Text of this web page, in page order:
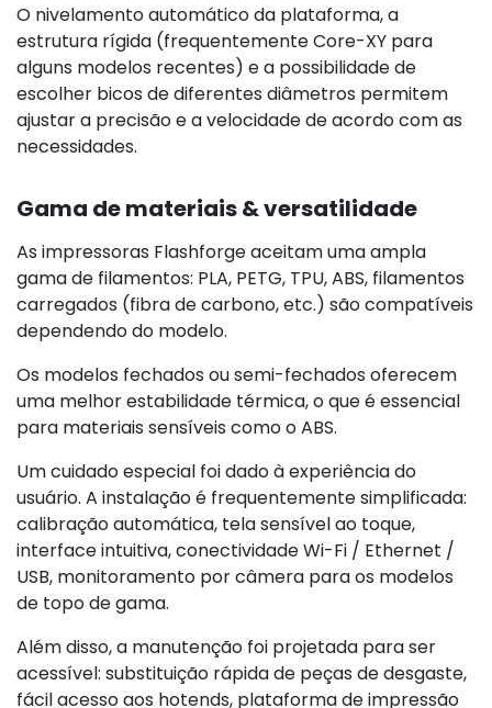
O nivelamento automático da plataforma, a
estrutura rígida (frequentemente Core-XY para
alguns modelos recentes) e a possibilidade de
escolher bicos de diferentes diâmetros permitem
ajustar a precisão e a velocidade de acordo com as
necessidades.
Gama de materiais & versatilidade
As impressoras Flashforge aceitam uma ampla
gama de filamentos: PLA, PETG, TPU, ABS, filamentos
carregados (fibra de carbono, etc.) são compatíveis
dependendo do modelo.
Os modelos fechados ou semi-fechados oferecem
uma melhor estabilidade térmica, o que é essencial
para materiais sensíveis como o ABS.
Um cuidado especial foi dado à experiência do
usuário. A instalação é frequentemente simplificada:
calibração automática, tela sensível ao toque,
interface intuitiva, conectividade Wi-Fi / Ethernet /
USB, monitoramento por câmera para os modelos
de topo de gama.
Além disso, a manutenção foi projetada para ser
acessível: substituição rápida de peças de desgaste,
fácil acesso aos hotends, plataforma de impressão